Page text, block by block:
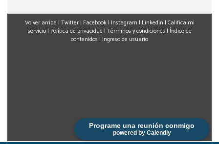
Programe una reunión conmigo
powered by Calendly
Volver arriba | Twitter| Facebook| Instagram | Linkedin | Califica mi
servicio| Política de privacidad | Términos y condiciones | Índice de
contenidos | Ingreso de usuario